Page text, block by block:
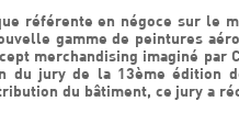
référente en négoce sur le
gamme de peintures
merchandising imaginé par
du jury de la 13ème édition
du bâtiment, ce jury a